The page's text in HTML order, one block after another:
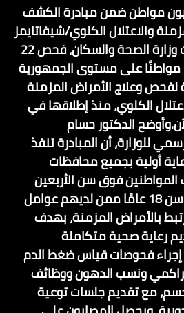
فحص 22.6 مليون مواطن ضمن مبادرة الكشف
والاعتلال الكلوي/شيفاتايمز
نوال محمد إدفو أعلنت وزارة الصحة والسكان، فحص 22
مليونًا و599 ألفًا و788 مواطنًا على مستوى الجمهورية
لفحص وعلاج الأمراض المزمنة
الكلوي، منذ إطلاقها في
وحتى الآن.وأوضح الدكتور حسام
للوزارة، أن المبادرة تنفذ
وحدة رعاية أولية بجميع محافظات
فوق سن الأربعين
إضافة إلى الشباب من سن 18 عامًا ممن لديهم عوامل
بالأمراض المزمنة، بهدف
رعاية صحية متكاملة
إجراء فحوصات قياس ضغط الدم
ونسب الدهون ووظائف
مع تقديم جلسات توعية